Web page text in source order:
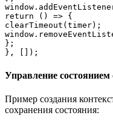
return () => {
clearTimeout(timer);
};
}, []);
Управление состоянием
Пример создания
сохранения состояния: